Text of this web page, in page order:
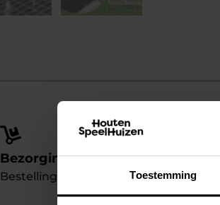
Toestemming
Bezorging of zelf af te halen
Bestelling afhalen? Dat kan altijd!